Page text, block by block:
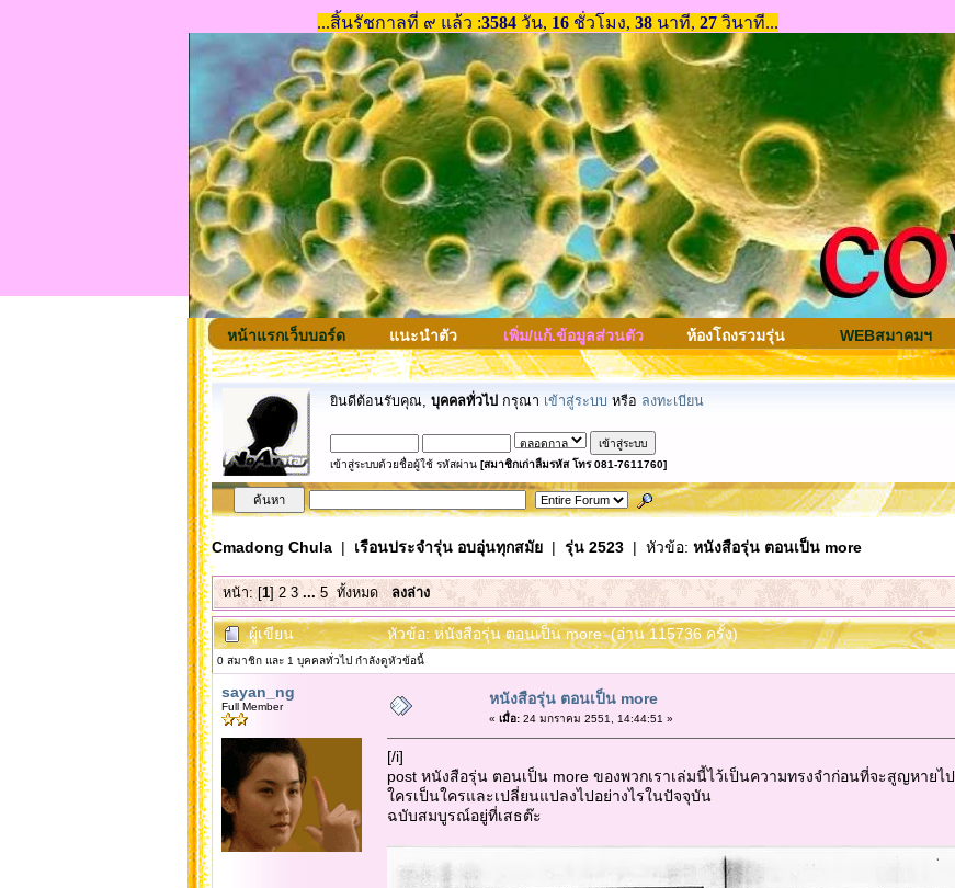
หน้าแรกเว็บบอร์ด แนะนำตัว เพิ่ม/แก้.ข้อมูลส่วนตัว ห้องโถงรวมรุ่น WEBสมาคมฯ
ยินดีต้อนรับคุณ, บุคคลทั่วไป กรุณา เข้าสู่ระบบ หรือ ลงทะเบียน
เข้าสู่ระบบด้วยชื่อผู้ใช้ รหัสผ่าน [สมาชิกเก่าลืมรหัส โทร 081-7611760]
Cmadong Chula| เรือนประจำรุ่น อบอุ่นทุกสมัย| รุ่น 2523| หัวข้อ: หนังสือรุ่น ตอนเป็น more
หน้า: [1]2 3 ...5 ทั้งหมด ลงล่าง
ผู้เขียน หัวข้อ: หนังสือรุ่น ตอนเป็น more (อ่าน 115736 ครั้ง)
0 สมาชิก และ 1 บุคคลทั่วไป กำลังดูหัวข้อนี้
sayan_ng
Full Member หนังสือรุ่น ตอนเป็น more
« เมื่อ:24 มกราคม 2551, 14:44:51 »
[/i]
post หนังสือรุ่น ตอนเป็น more ของพวกเราเล่มนี้ไว้เป็นความทรงจำก่อนที่จะสูญหายไป
ใครเป็นใครและเปลี่ยนแปลงไปอย่างไรในปัจจุบัน
ฉบับสมบูรณ์อยู่ที่เสธต๊ะ